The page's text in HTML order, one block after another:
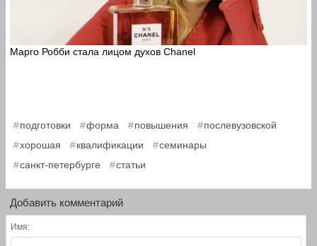
Марго Робби стала лицом духов Chanel
подготовки форма повышения послевузовской
хорошая квалификации семинары
санкт-петербурге статьи
Добавить комментарий
Имя: